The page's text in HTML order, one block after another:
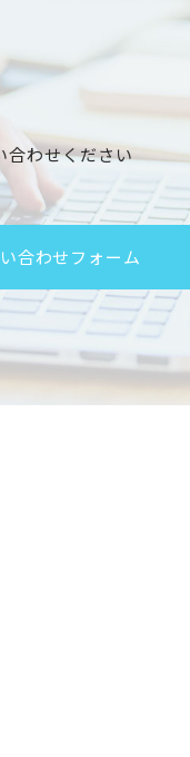
合わせください
合わせフォーム